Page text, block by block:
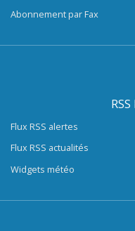
Abonnement par Fax
Flux RSS alertes
Flux RSS actualités
Widgets météo